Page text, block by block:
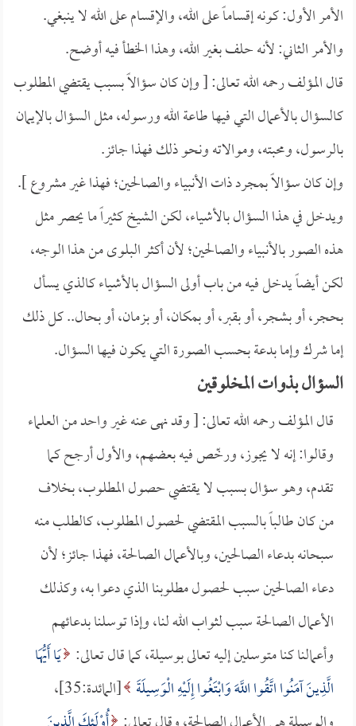
الأمر الأول: كونه إقساماً على الله، والإقسام على الله لا ينبغي.
والأمر الثاني: لأنه حلف بغير الله، وهذا الخطأ فيه أوضح.
قال المؤلف رحمه الله تعالى: [ وإن كان سؤالاً بسبب يقتضي المطلوب
كالسؤال بالأعمال التي فيها طاعة الله ورسوله، مثل السؤال بالإيمان
بالرسول، ومحبته، وموالاته ونحو ذلك فهذا جائز.
وإن كان سؤالاً بمجرد ذات الأنبياء والصالحين؛ فهذا غير مشروع ].
ويدخل في هذا السؤال بالأشياء، لكن الشيخ كثيراً ما يحصر مثل
هذه الصور بالأنبياء والصالحين؛ لأن أكثر البلوى من هذا الوجه،
لكن أيضاً يدخل فيه من باب أولى السؤال بالأشياء كالذي يسأل
بحجر، أو بشجر، أو بقبر، أو بمكان، أو بزمان، أو بحال.. كل ذلك
إما شرك وإما بدعة بحسب الصورة التي يكون فيها السؤال.
السؤال بذوات المخلوقين
قال المؤلف رحمه الله تعالى: [ وقد نهى عنه غير واحد من العلماء
وقالوا: إنه لا يجوز، ورخّص فيه بعضهم، والأول أرجح كما
تقدم، وهو سؤال بسبب لا يقتضي حصول المطلوب، بخلاف
من كان طالباً بالسبب المقتضي لحصول المطلوب، كالطلب منه
سبحانه بدعاء الصالحين، وبالأعمال الصالحة، فهذا جائز؛ لأن
دعاء الصالحين سبب لحصول مطلوبنا الذي دعوا به، وكذلك
الأعمال الصالحة سبب لثواب الله لنا، وإذا توسلنا بدعائهم
وأعمالنا كنا متوسلين إليه تعالى بوسيلة، كما قال تعالى: يَا أَيُّهَا
الَّذِينَ آمَنُوا اتَّقُوا اللَّهَ وَابْتَغُوا إِلَيْهِ الْوَسِيلَةَ
[المائدة:35]،